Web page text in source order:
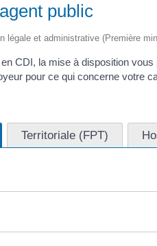
public
légale et administrative (Première
CDI, la mise à disposition
pour ce qui concerne votre
Territoriale (FPT)